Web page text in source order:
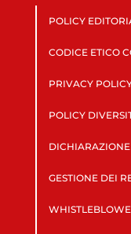
POLICY
CODICE ETICO
PRIVACY
POLICY
GESTIONE DEI